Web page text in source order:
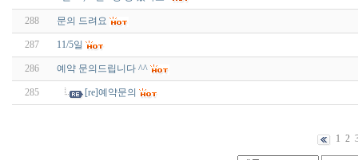
288 문의 드려요
287 11/5일
286 예약 문의드립니다 ^^
285 [re]예약문의
1 2